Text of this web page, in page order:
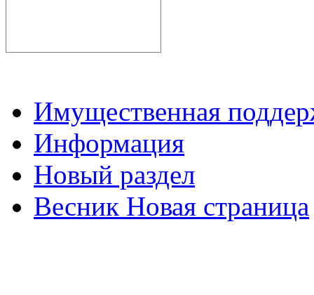
Имущественная
Информация
Новый раздел
Весник Новая страница